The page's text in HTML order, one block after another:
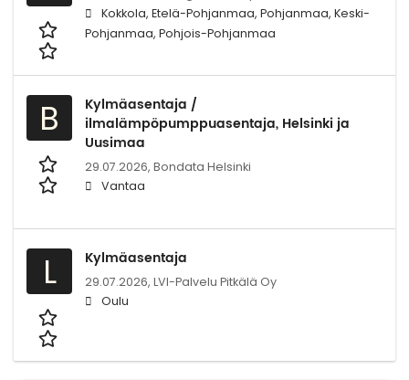
Kokkola, Etelä-Pohjanmaa, Pohjanmaa, Keski-
Pohjanmaa, Pohjois-Pohjanmaa
B
Kylmäasentaja /
ilmalämpöpumppuasentaja, Helsinki ja
Uusimaa
29.07.2026, Bondata Helsinki
Vantaa
L Kylmäasentaja
29.07.2026, LVI-Palvelu Pitkälä Oy
Oulu